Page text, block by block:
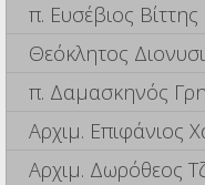
π. Ευσέβιος Βίττης
Θεόκλητος
π. Δαμασκηνός
Αρχιμ. Επιφάνιος
Αρχιμ. Δωρόθεος